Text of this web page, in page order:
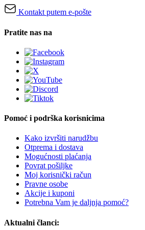
Kontakt putem e-pošte
Pratite nas na
Pomoć i podrška korisnicima
Kako izvršiti narudžbu
Otprema i dostava
Mogućnosti plaćanja
Povrat pošiljke
Moj korisnički račun
Pravne osobe
Akcije i kuponi
Potrebna Vam je daljnja pomoć?
Aktualni članci: